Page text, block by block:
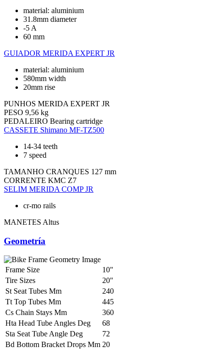
material: aluminium
31.8mm diameter
-5 A
60 mm
GUIADOR MERIDA EXPERT JR
material: aluminium
580mm width
20mm rise
PUNHOS MERIDA EXPERT JR
PESO 9,56 kg
PEDALEIRO Bearing cartridge
CASSETE Shimano MF-TZ500
14-34 teeth
7 speed
TAMANHO CRANQUES 127 mm
CORRENTE KMC Z7
SELIM MERIDA COMP JR
cr-mo rails
MANETES Altus
Geometría
Frame Size
10"
Tire Sizes
20"
St Seat Tubes Mm
240
Tt Top Tubes Mm
445
Cs Chain Stays Mm
360
Hta Head Tube Angles Deg
68
Sta Seat Tube Angle Deg
72
Bd Bottom Bracket Drops Mm 20